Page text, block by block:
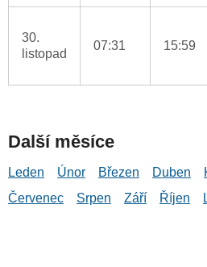
30.
listopad
07:31 15:59
Další měsíce
Leden Únor Březen Duben
Červenec
Srpen Září Říjen